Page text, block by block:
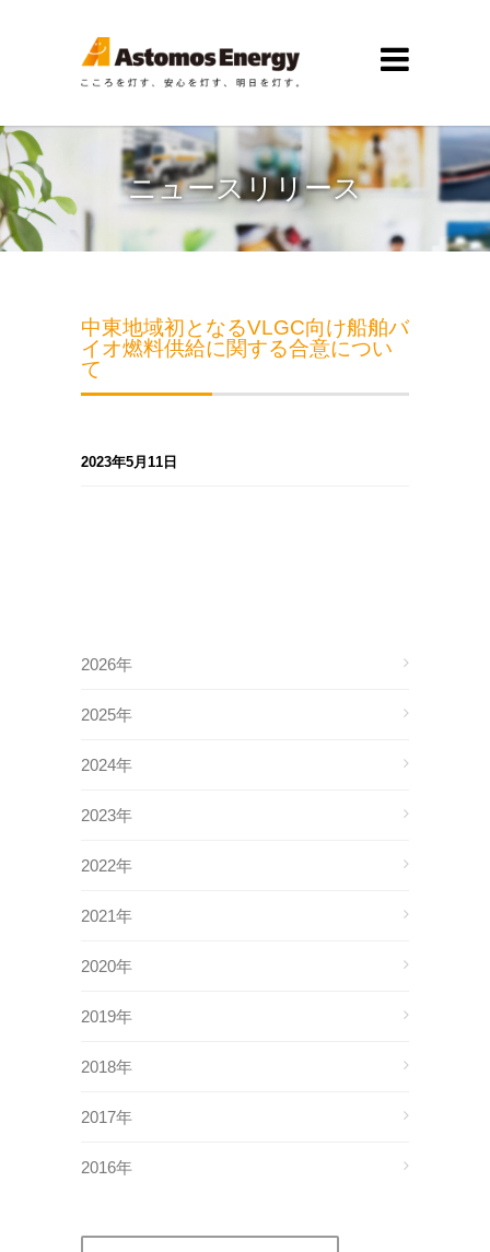
ニュースリリース
中東地域初となるVLGC向け船舶バ
イオ燃料供給に関する合意につい
て
2023年5月11日
2026年
2025年
2024年
2023年
2022年
2021年
2020年
2019年
2018年
2017年
2016年